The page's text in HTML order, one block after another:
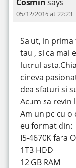
Cosmin says
05/12/2016 at 22:23
Salut, in prima
tau , si ca mai
lucrul
cineva
dea sfaturi si
Acum sa revin
Am un pc cu o
eu format din:
I5-4670K fara
1TB HDD
12 GB RAM